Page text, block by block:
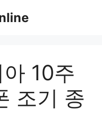
10주
조기 종